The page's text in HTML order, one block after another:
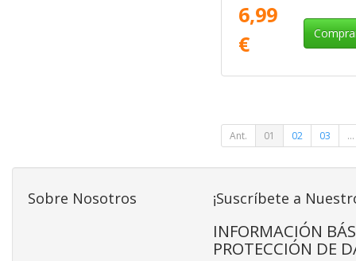
6,99
€
Ant. 01 02 03 ...
Sobre Nosotros ¡Suscríbete a
INFORMACIÓN
PROTECCIÓN DE